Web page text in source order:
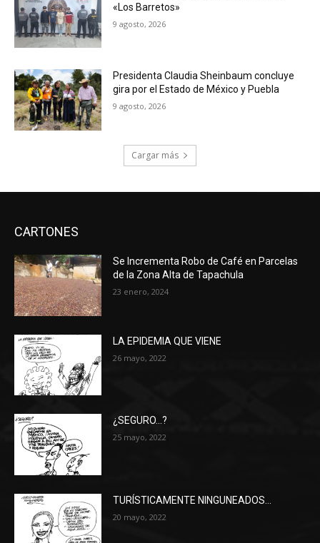
«Los Barretos»
9 agosto, 2026
Presidenta Claudia Sheinbaum concluye
gira por el Estado de México y Puebla
9 agosto, 2026
Cargar más
CARTONES
Se Incrementa Robo de Café en Parcelas
de la Zona Alta de Tapachula
23 enero, 2024
LA EPIDEMIA QUE VIENE
26 mayo, 2022
¿SEGURO…?
25 mayo, 2022
TURÍSTICAMENTE NINGUNEADOS…
20 mayo, 2022